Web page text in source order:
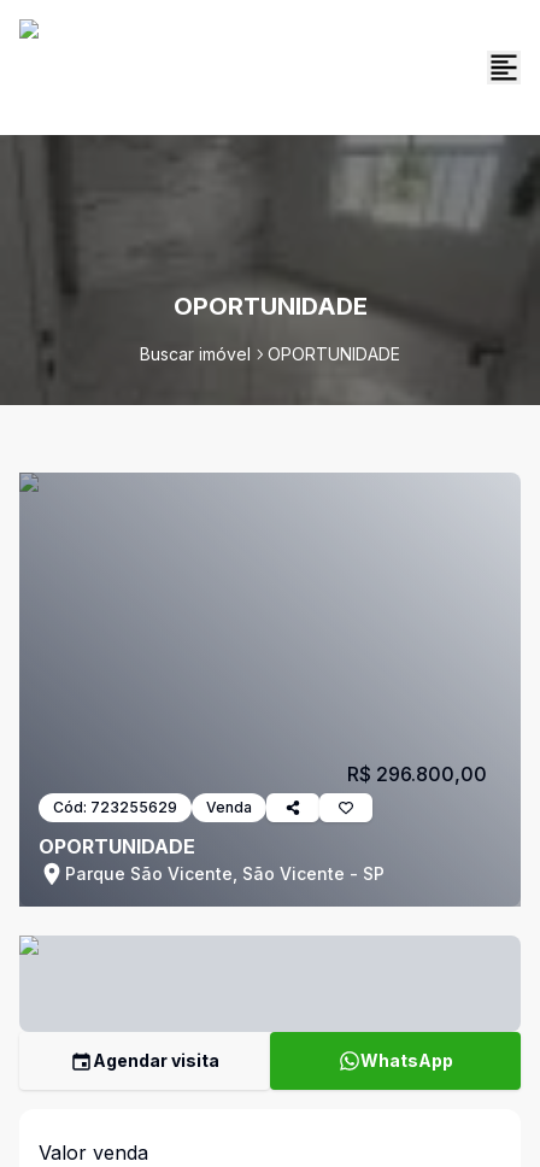
OPORTUNIDADE
Buscar imóvel OPORTUNIDADE
Cód: 723255629 Venda
OPORTUNIDADE
Parque São Vicente, São Vicente - SP
R$ 296.800,00
Agendar visita WhatsApp
Valor venda